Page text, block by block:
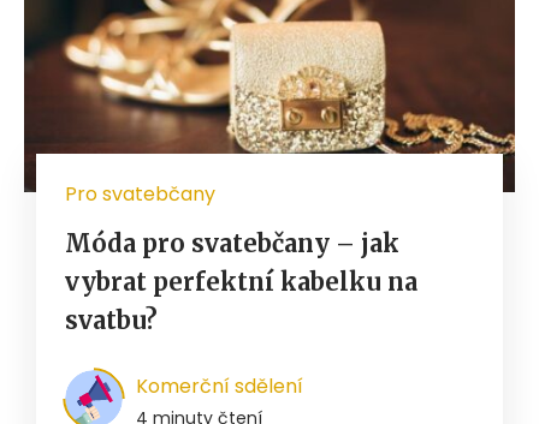
Pro svatebčany
Móda pro svatebčany – jak
vybrat perfektní kabelku na
svatbu?
Komerční sdělení
4 minuty čtení